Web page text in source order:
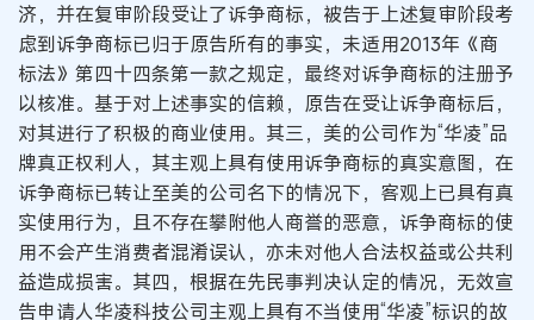
济，并在复审阶段受让了诉争商标，被告于上述复审阶段考
虑到诉争商标已归于原告所有的事实，未适用2013年《商
标法》第四十四条第一款之规定，最终对诉争商标的注册予
以核准。基于对上述事实的信赖，原告在受让诉争商标后，
对其进行了积极的商业使用。其三，美的公司作为“华凌”品
牌真正权利人，其主观上具有使用诉争商标的真实意图，在
诉争商标已转让至美的公司名下的情况下，客观上已具有真
实使用行为，且不存在攀附他人商誉的恶意，诉争商标的使
用不会产生消费者混淆误认，亦未对他人合法权益或公共利
益造成损害。其四，根据在先民事判决认定的情况，无效宣
告申请人华凌科技公司主观上具有不当使用“华凌”标识的故